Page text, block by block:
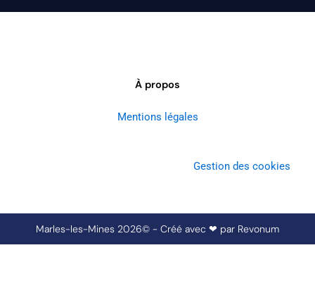
À propos
Mentions légales
Gestion des cookies
Marles-les-Mines 2026© - Créé avec ❤ par Revonum